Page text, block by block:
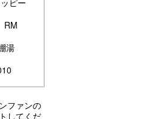
RM
湯
ファンの
してくだ